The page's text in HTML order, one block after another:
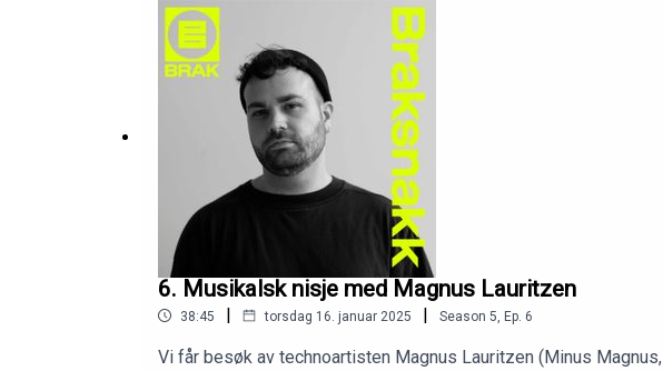
6. Musikalsk nisje med Magnus Lauritzen
38:45 | torsdag 16. januar 2025 | Season 5 Ep. 6
Vi får besøk av technoartisten Magnus Lauritzen (Minus